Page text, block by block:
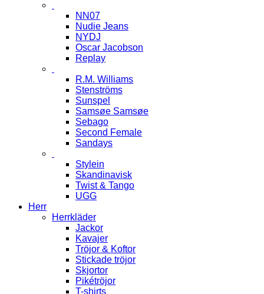
NN07
Nudie Jeans
NYDJ
Oscar Jacobson
Replay
R.M. Williams
Stenströms
Sunspel
Samsøe Samsøe
Sebago
Second Female
Sandays
Stylein
Skandinavisk
Twist & Tango
UGG
Herr
Herrkläder
Jackor
Kavajer
Tröjor & Koftor
Stickade tröjor
Skjortor
Pikétröjor
T-shirts